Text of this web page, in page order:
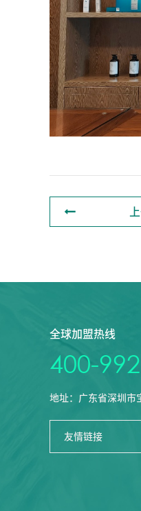

全球加盟热线
400-
地址：广东省深圳市
友情链接